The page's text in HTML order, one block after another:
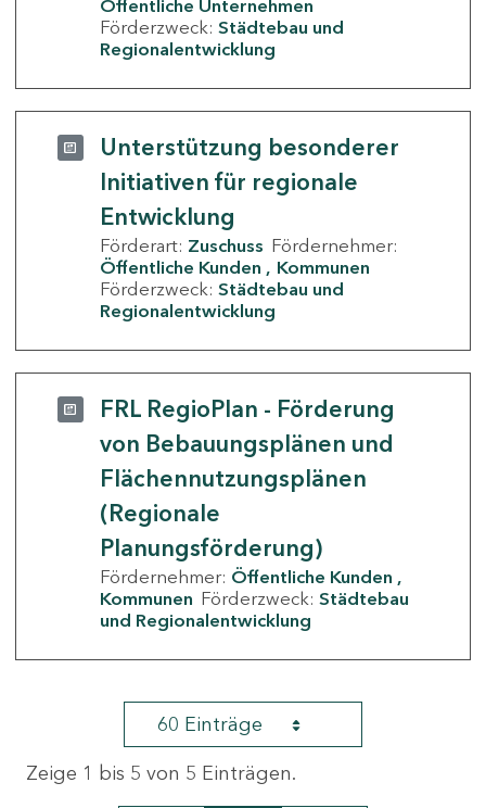
Öffentliche Unternehmen
Förderzweck: Städtebau und
Regionalentwicklung
Unterstützung besonderer
Initiativen für regionale
Entwicklung
Förderart: Zuschuss Fördernehmer:
Öffentliche Kunden
Kommunen
Förderzweck: Städtebau und
Regionalentwicklung
FRL RegioPlan - Förderung
von Bebauungsplänen und
Flächennutzungsplänen
(Regionale
Planungsförderung)
Fördernehmer: Öffentliche Kunden
Kommunen Förderzweck: Städtebau
und Regionalentwicklung
60 Einträge
Zeige 1 bis 5 von 5 Einträgen.